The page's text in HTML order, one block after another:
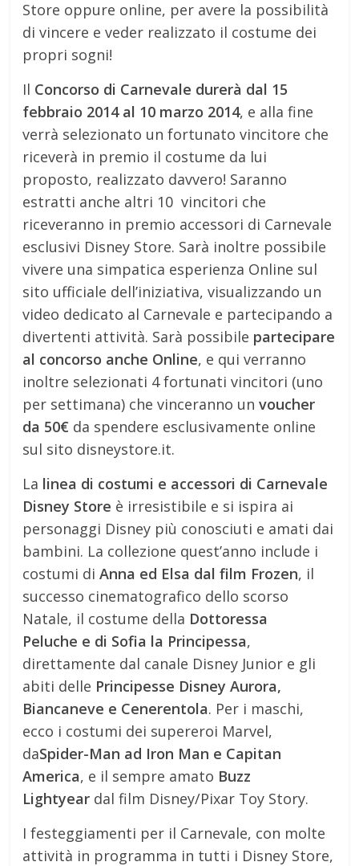
Store oppure online, per avere la possibilità
di vincere e veder realizzato il costume dei
propri sogni!
Il Concorso di Carnevale durerà dal 15
febbraio 2014 al 10 marzo 2014, e alla fine
verrà selezionato un fortunato vincitore che
riceverà in premio il costume da lui
proposto, realizzato davvero! Saranno
estratti anche altri 10 vincitori che
riceveranno in premio accessori di Carnevale
esclusivi Disney Store. Sarà inoltre possibile
vivere una simpatica esperienza Online sul
sito ufficiale dell’iniziativa, visualizzando un
video dedicato al Carnevale e partecipando a
divertenti attività. Sarà possibile partecipare
al concorso anche Online, e qui verranno
inoltre selezionati 4 fortunati vincitori (uno
per settimana) che vinceranno un voucher
da 50€ da spendere esclusivamente online
sul sito disneystore.it.
La linea di costumi e accessori di Carnevale
Disney Store è irresistibile e si ispira ai
personaggi Disney più conosciuti e amati dai
bambini. La collezione quest’anno include i
costumi diAnna ed Elsa dal film Frozen, il
successo cinematografico dello scorso
Natale, il costume della Dottoressa
Peluche e di Sofia la Principessa,
direttamente dal canale Disney Junior e gli
abiti delle Principesse Disney Aurora,
Biancaneve e Cenerentola. Per i maschi,
ecco i costumi dei supereroi Marvel,
daSpider-Man ad Iron Man e Capitan
America, e il sempre amato Buzz
Lightyear dal film Disney/Pixar Toy Story.
I festeggiamenti per il Carnevale, con molte
attività in programma in tutti i Disney Store,